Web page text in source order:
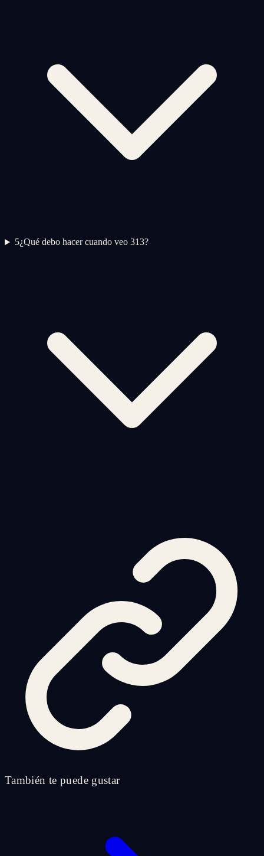
5¿Qué debo hacer cuando veo 313?
También te puede gustar